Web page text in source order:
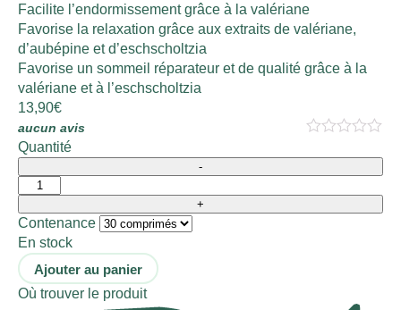
Facilite l’endormissement grâce à la valériane
Favorise la relaxation grâce aux extraits de valériane,
d’aubépine et d’eschscholtzia
Favorise un sommeil réparateur et de qualité grâce à la
valériane et à l’eschscholtzia
13,90€
aucun avis
Quantité
Contenance
En stock
Ajouter au panier
Où trouver le produit